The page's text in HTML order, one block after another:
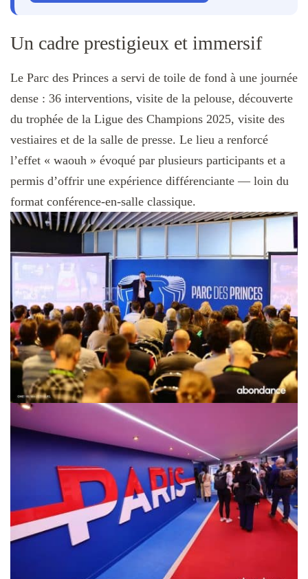
Un cadre prestigieux et immersif
Le Parc des Princes a servi de toile de fond à une journée
dense : 36 interventions, visite de la pelouse, découverte
du trophée de la Ligue des Champions 2025, visite des
vestiaires et de la salle de presse. Le lieu a renforcé
l’effet « waouh » évoqué par plusieurs participants et a
permis d’offrir une expérience différenciante — loin du
format conférence-en-salle classique.